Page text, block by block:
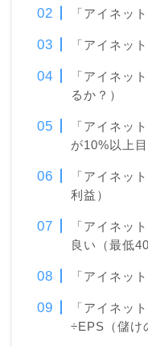
「アイネッ
「アイネッ
「アイネッ
るか？）
「アイネッ
が10%以上目
「アイネッ
利益）
「アイネッ
良い（最低
「アイネッ
「アイネッ
÷EPS（儲け